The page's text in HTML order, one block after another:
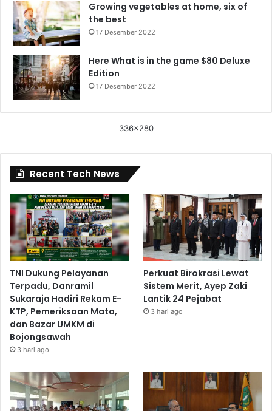
Growing vegetables at home, six of
the best
17 Desember 2022
Here What is in the game $80 Deluxe
Edition
17 Desember 2022
336x280
Recent Tech News
TNI Dukung Pelayanan
Terpadu, Danramil
Sukaraja Hadiri Rekam E-
KTP, Pemeriksaan Mata,
dan Bazar UMKM di
Bojongsawah
3 hari ago
Perkuat Birokrasi Lewat
Sistem Merit, Ayep Zaki
Lantik 24 Pejabat
3 hari ago